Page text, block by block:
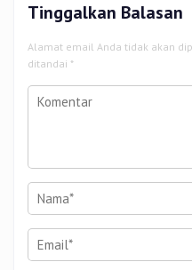
Tinggalkan Balasan
Alamat email Anda tidak akan
ditandai *